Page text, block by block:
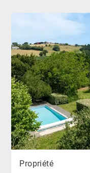
Propriété